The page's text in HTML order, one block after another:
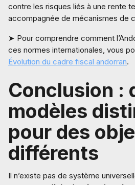
contre les risques liés à une rente
accompagnée de mécanismes de
➤ Pour comprendre comment
ces normes internationales, vous
Évolution du cadre fiscal andorran.
Conclusion :
modèles
pour des
différents
Il n’existe pas de système